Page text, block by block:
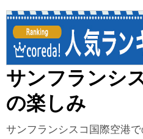
サンフランシ
の楽しみ
サンフランシスコ国際空港